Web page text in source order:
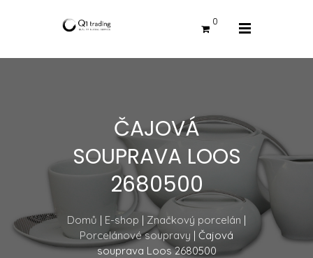
0
ČAJOVÁ
SOUPRAVA LOOS
2680500
Domů | E-shop | Značkový porcelán |
Porcelánové soupravy | Čajová
souprava Loos 2680500